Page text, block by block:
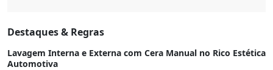
Destaques & Regras
Lavagem Interna e Externa com Cera Manual no Rico Estética
Automotiva